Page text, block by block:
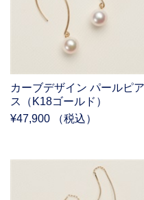
カーブデザイン パールピア
ス（K18ゴールド）
¥47,900 （税込）